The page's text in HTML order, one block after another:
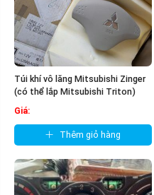
Túi khí vô lăng Mitsubishi Zinger
(có thể lắp Mitsubishi Triton)
Giá:
Thêm giỏ hàng